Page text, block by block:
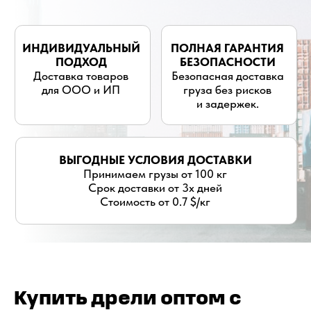
Срок доставки от 3х дней
Стоимость от 0.7 $/кг
Купить дрели оптом с